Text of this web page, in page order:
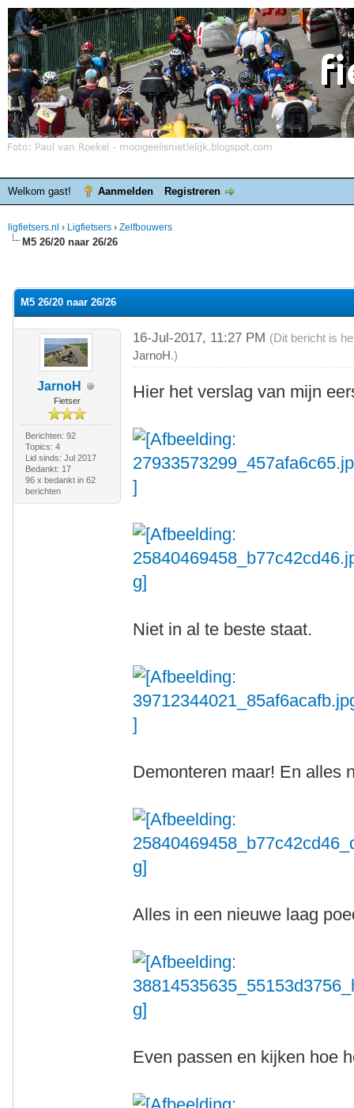
Welkom gast! Aanmelden Registreren
ligfietsers.nl › Ligfietsers › Zelfbouwers
M5 26/20 naar 26/26
M5 26/20 naar 26/26
JarnoH
Fietser
Berichten: 92
Topics: 4
Lid sinds: Jul 2017
Bedankt: 17
96 x bedankt in 62
berichten
16-Jul-2017, 11:27 PM (Dit bericht is
JarnoH.)
Hier het verslag van mijn
Niet in al te beste staat.
Demonteren maar! En alles
Alles in een nieuwe laag
Even passen en kijken hoe